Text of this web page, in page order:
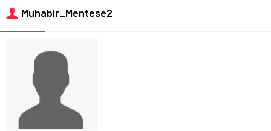
Muhabir_Mentese2